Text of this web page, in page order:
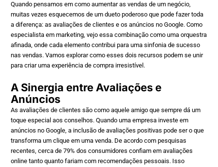
Quando pensamos em como aumentar as vendas de um negócio,
muitas vezes esquecemos de um dueto poderoso que pode fazer toda
a diferença: as avaliações de clientes e os anúncios no Google. Como
especialista em marketing, vejo essa combinação como uma orquestra
afinada, onde cada elemento contribui para uma sinfonia de sucesso
nas vendas. Vamos explorar como esses dois recursos podem se unir
para criar uma experiência de compra irresistível.
A Sinergia entre Avaliações e
Anúncios
As avaliações de clientes são como aquele amigo que sempre dá um
toque especial aos conselhos. Quando uma empresa investe em
anúncios no Google, a inclusão de avaliações positivas pode ser o que
transforma um clique em uma venda. De acordo com pesquisas
recentes, cerca de 79% dos consumidores confiam em avaliações
online tanto quanto fariam com recomendações pessoais. Isso